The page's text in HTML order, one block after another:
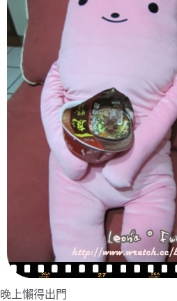
晚上懶得出門